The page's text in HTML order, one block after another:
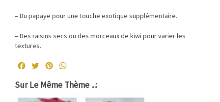
– Du papaye pour une touche exotique supplémentaire.
– Des raisins secs ou des morceaux de kiwi pour varier les
textures.
FacebookTwitterPinterest
Sur Le Même Thème ...: